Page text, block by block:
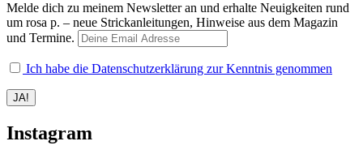
Melde dich zu meinem Newsletter an und erhalte Neuigkeiten rund
um rosa p. – neue Strickanleitungen, Hinweise aus dem Magazin
und Termine.
Ich habe die Datenschutzerklärung zur Kenntnis genommen
Instagram